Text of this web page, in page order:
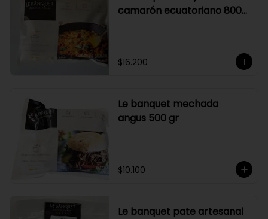
camarón ecuatoriano 800
$16.200
Le banquet mechada
angus 500 gr
$10.100
Le banquet pate artesanal